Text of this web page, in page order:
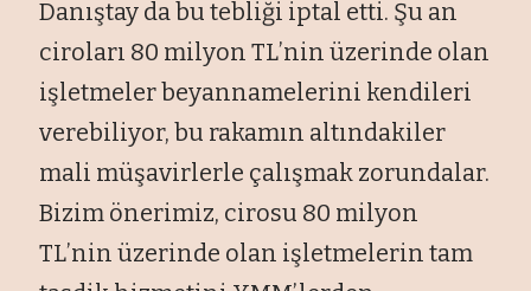
Danıştay da bu tebliği iptal etti. Şu an
ciroları 80 milyon TL’nin üzerinde olan
işletmeler beyannamelerini kendileri
verebiliyor, bu rakamın altındakiler
mali müşavirlerle çalışmak zorundalar.
Bizim önerimiz, cirosu 80 milyon
TL’nin üzerinde olan işletmelerin tam